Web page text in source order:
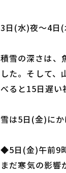
3日(水)夜～4日(
積雪の深さは、
した。そして
べると15日遅い
雪は5日(金)にか
◆5日(金)午前9
まだ寒気の影